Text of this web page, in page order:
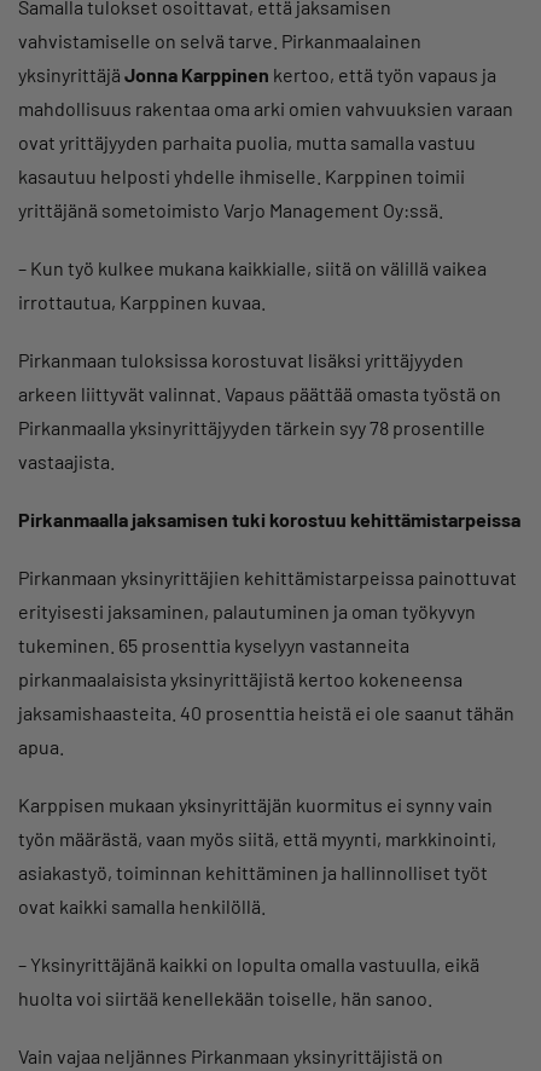
Samalla tulokset osoittavat, että jaksamisen
vahvistamiselle on selvä tarve. Pirkanmaalainen
yksinyrittäjä Jonna Karppinen kertoo, että työn vapaus ja
mahdollisuus rakentaa oma arki omien vahvuuksien varaan
ovat yrittäjyyden parhaita puolia, mutta samalla vastuu
kasautuu helposti yhdelle ihmiselle. Karppinen toimii
yrittäjänä sometoimisto Varjo Management Oy:ssä.
– Kun työ kulkee mukana kaikkialle, siitä on välillä vaikea
irrottautua, Karppinen kuvaa.
Pirkanmaan tuloksissa korostuvat lisäksi yrittäjyyden
arkeen liittyvät valinnat. Vapaus päättää omasta työstä on
Pirkanmaalla yksinyrittäjyyden tärkein syy 78 prosentille
vastaajista.
Pirkanmaalla jaksamisen tuki korostuu kehittämistarpeissa
Pirkanmaan yksinyrittäjien kehittämistarpeissa painottuvat
erityisesti jaksaminen, palautuminen ja oman työkyvyn
tukeminen. 65 prosenttia kyselyyn vastanneita
pirkanmaalaisista yksinyrittäjistä kertoo kokeneensa
jaksamishaasteita. 40 prosenttia heistä ei ole saanut tähän
apua.
Karppisen mukaan yksinyrittäjän kuormitus ei synny vain
työn määrästä, vaan myös siitä, että myynti, markkinointi,
asiakastyö, toiminnan kehittäminen ja hallinnolliset työt
ovat kaikki samalla henkilöllä.
– Yksinyrittäjänä kaikki on lopulta omalla vastuulla, eikä
huolta voi siirtää kenellekään toiselle, hän sanoo.
Vain vajaa neljännes Pirkanmaan yksinyrittäjistä on